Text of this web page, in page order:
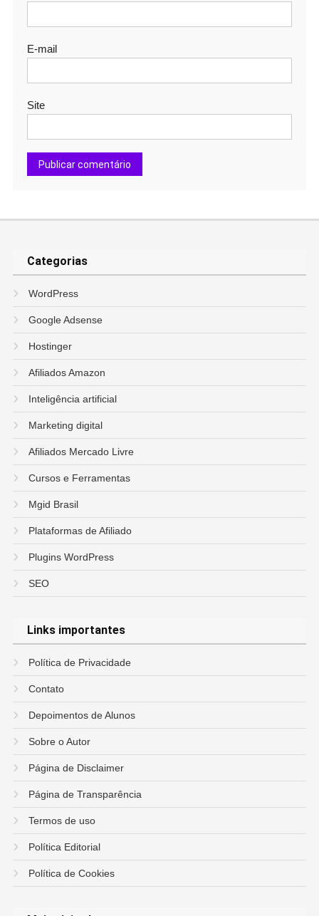
E-mail
Site
Categorias
WordPress
Google Adsense
Hostinger
Afiliados Amazon
Inteligência artificial
Marketing digital
Afiliados Mercado Livre
Cursos e Ferramentas
Mgid Brasil
Plataformas de Afiliado
Plugins WordPress
SEO
Links importantes
Política de Privacidade
Contato
Depoimentos de Alunos
Sobre o Autor
Página de Disclaimer
Página de Transparência
Termos de uso
Política Editorial
Política de Cookies